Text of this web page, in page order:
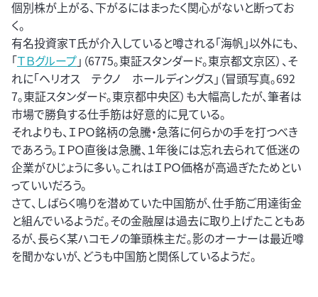
個別株が上がる、下がるにはまったく関心がないと断ってお
く。
有名投資家Ｔ氏が介入していると噂される「海帆」以外にも、
「ＴＢグループ」（6775。東証スタンダード。東京都文京区）、そ
れに「ヘリオス テクノ ホールディングス」（冒頭写真。692
7。東証スタンダード。東京都中央区）も大幅高したが、筆者は
市場で勝負する仕手筋は好意的に見ている。
それよりも、ＩＰＯ銘柄の急騰・急落に何らかの手を打つべき
であろう。ＩＰＯ直後は急騰、１年後には忘れ去られて低迷の
企業がひじょうに多い。これはＩＰＯ価格が高過ぎたためとい
っていいだろう。
さて、しばらく鳴りを潜めていた中国筋が、仕手筋ご用達街金
と組んでいるようだ。その金融屋は過去に取り上げたこともあ
るが、長らく某ハコモノの筆頭株主だ。影のオーナーは最近噂
を聞かないが、どうも中国筋と関係しているようだ。